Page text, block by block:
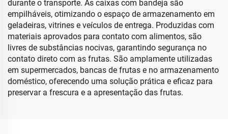
durante o transporte. As caixas com bandeja são
empilháveis, otimizando o espaço de armazenamento em
geladeiras, vitrines e veículos de entrega. Produzidas com
materiais aprovados para contato com alimentos, são
livres de substâncias nocivas, garantindo segurança no
contato direto com as frutas. São amplamente utilizadas
em supermercados, bancas de frutas e no armazenamento
doméstico, oferecendo uma solução prática e eficaz para
preservar a frescura e a apresentação das frutas.